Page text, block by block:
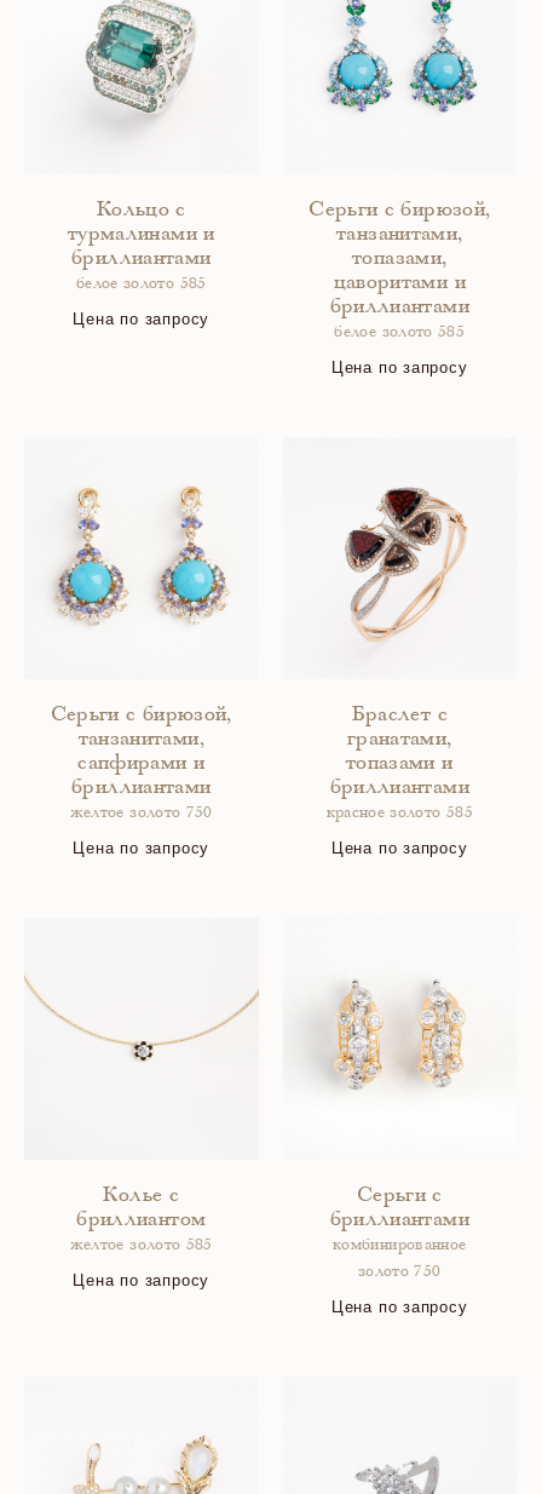
Кольцо с
турмалинами и
бриллиантами
белое золото 585
Цена по запросу
Серьги с бирюзой,
танзанитами,
топазами,
цаворитами и
бриллиантами
белое золото 585
Цена по запросу
Серьги с бирюзой,
танзанитами,
сапфирами и
бриллиантами
желтое золото 750
Цена по запросу
Браслет с
гранатами,
топазами и
бриллиантами
красное золото 585
Цена по запросу
Колье с
бриллиантом
желтое золото 585
Цена по запросу
Серьги с
бриллиантами
комбинированное
золото 750
Цена по запросу